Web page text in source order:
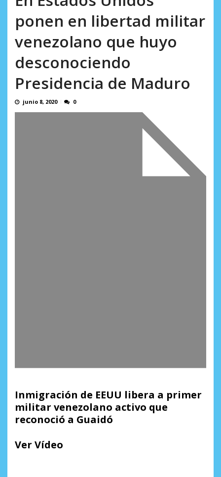
ponen en libertad militar
venezolano que huyo
desconociendo
Presidencia de Maduro
junio 8, 2020 0
Inmigración de EEUU libera a primer
militar venezolano activo que
reconoció a Guaidó
Ver Vídeo